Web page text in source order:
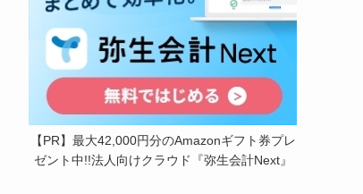
【PR】最大42,000円分のAmazonギフト券プレ
ゼント中!!法人向けクラウド『弥生会計Next』